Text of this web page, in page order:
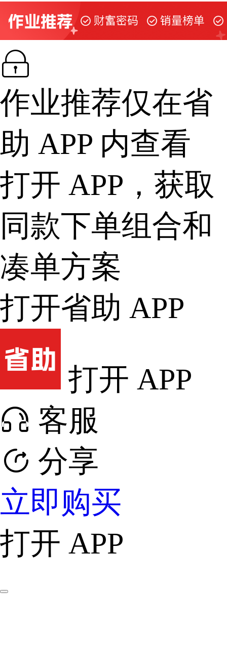

作业推荐仅在省
助 APP 内查看
打开 APP，获取
同款下单组合和
凑单方案
打开省助 APP
打开 APP
客服
分享
立即购买
打开 APP